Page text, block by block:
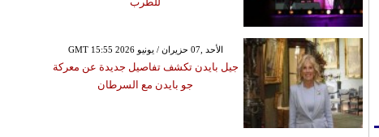
GMT 15:55 2026 الأحد ,07 حزيران / يونيو
جيل بايدن تكشف تفاصيل جديدة عن معركة
جو بايدن مع السرطان